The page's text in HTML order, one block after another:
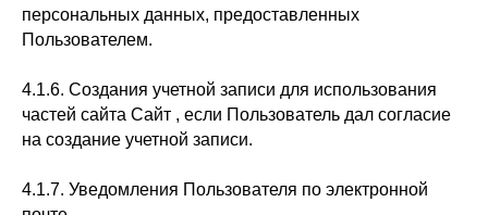
персональных данных, предоставленных
Пользователем.
4.1.6. Создания учетной записи для использования
частей сайта Сайт , если Пользователь дал согласие
на создание учетной записи.
4.1.7. Уведомления Пользователя по электронной